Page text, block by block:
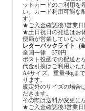
ットカードのご利用を
い。カード利用可能な
す）
★ご入金確認後3営業日
★土日祝日の発送はお
便局が営業していない
レターパックライト（
全国一律 370円
ポスト投函での配送と
代金引換はご利用いた
A4サイズ、重量4kgま
ります。
規定外のサイズの場合
だきます。
その際は送料が変更に
★ご入金確認後3営業日